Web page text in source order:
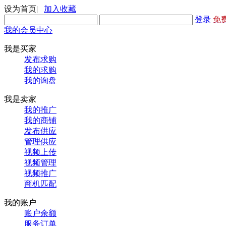
设为首页| 加入收藏
登录 免
我的会员中心
我是买家
发布求购
我的求购
我的询盘
我是卖家
我的推广
我的商铺
发布供应
管理供应
视频上传
视频管理
视频推广
商机匹配
我的账户
账户余额
服务订单